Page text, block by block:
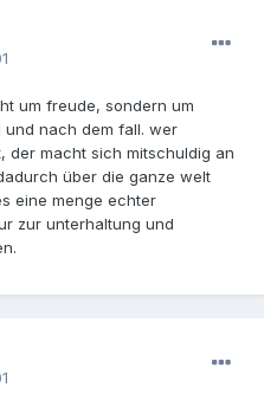
um freude, sondern um
nach dem fall. wer
macht sich mitschuldig an
über die ganze welt
eine menge echter
zur unterhaltung und